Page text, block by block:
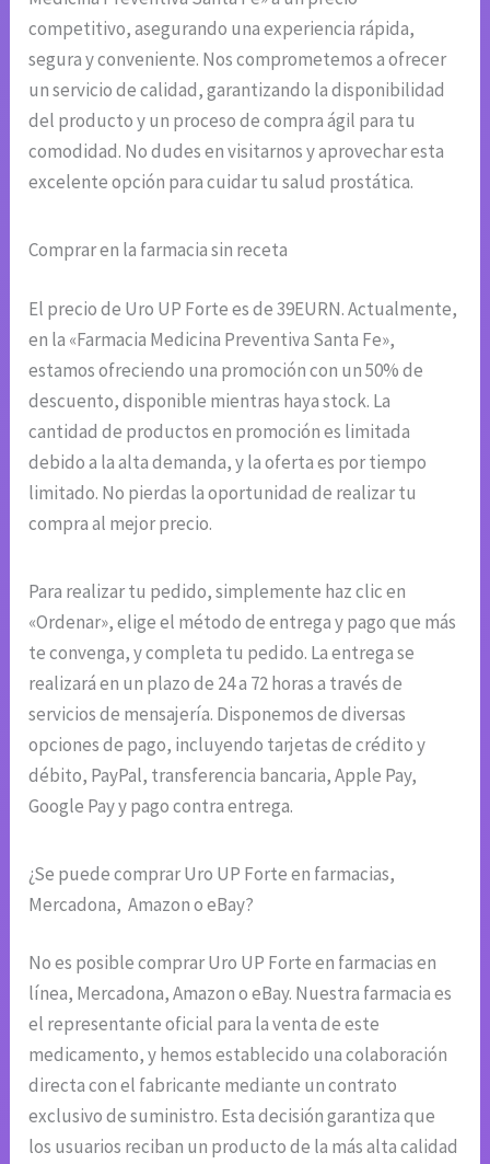
competitivo, asegurando una experiencia rápida,
segura y conveniente. Nos comprometemos a ofrecer
un servicio de calidad, garantizando la disponibilidad
del producto y un proceso de compra ágil para tu
comodidad. No dudes en visitarnos y aprovechar esta
excelente opción para cuidar tu salud prostática.
Comprar en la farmacia sin receta
El precio de Uro UP Forte es de 39EURN. Actualmente,
en la «Farmacia Medicina Preventiva Santa Fe»,
estamos ofreciendo una promoción con un 50% de
descuento, disponible mientras haya stock. La
cantidad de productos en promoción es limitada
debido a la alta demanda, y la oferta es por tiempo
limitado. No pierdas la oportunidad de realizar tu
compra al mejor precio.
Para realizar tu pedido, simplemente haz clic en
«Ordenar», elige el método de entrega y pago que más
te convenga, y completa tu pedido. La entrega se
realizará en un plazo de 24 a 72 horas a través de
servicios de mensajería. Disponemos de diversas
opciones de pago, incluyendo tarjetas de crédito y
débito, PayPal, transferencia bancaria, Apple Pay,
Google Pay y pago contra entrega.
¿Se puede comprar Uro UP Forte en farmacias,
Mercadona, Amazon o eBay?
No es posible comprar Uro UP Forte en farmacias en
línea, Mercadona, Amazon o eBay. Nuestra farmacia es
el representante oficial para la venta de este
medicamento, y hemos establecido una colaboración
directa con el fabricante mediante un contrato
exclusivo de suministro. Esta decisión garantiza que
los usuarios reciban un producto de la más alta calidad